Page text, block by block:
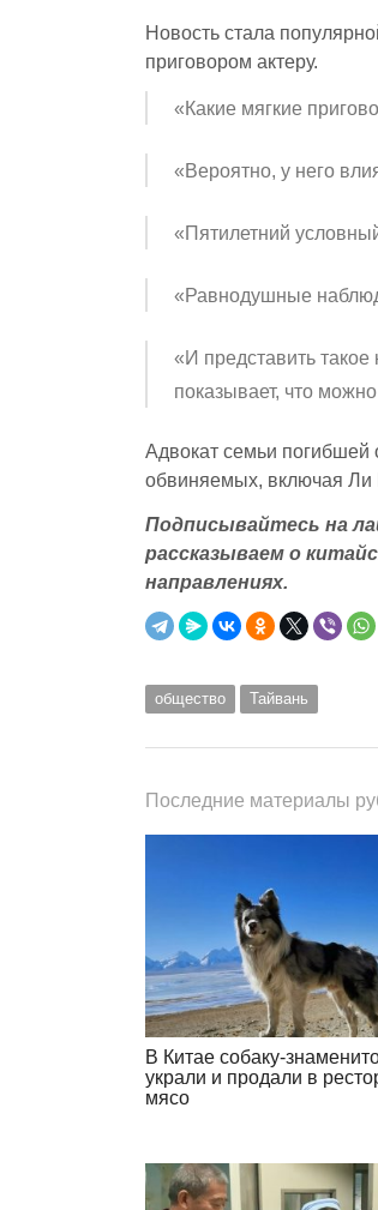
Новость стала
приговором актеру.
«Какие мягкие
«Вероятно, у него
«Пятилетний
«Равнодушные
«И представить
показывает, что
Адвокат семьи погибшей
обвиняемых, включая Ли
Подписывайтесь на
рассказываем о
направлениях.
общество Тайвань
Последние материалы
В Китае собаку-
украли и продали в
мясо